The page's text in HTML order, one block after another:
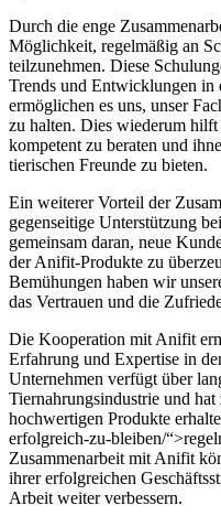
Durch die enge
Möglichkeit, regelmäßig an
teilzunehmen. Diese
Trends und Entwicklungen in
ermöglichen es⁣ uns,⁤ unser
zu halten. Dies wiederum hilft
kompetent zu beraten und
tierischen Freunde ⁢zu bieten.
Ein weiterer Vorteil der
gegenseitige Unterstützung
gemeinsam daran, neue‍
der ⁣Anifit-Produkte zu
Bemühungen haben wir
das Vertrauen und die
Die Kooperation mit Anifit
Erfahrung‍ und Expertise in
Unternehmen verfügt ⁢über⁤
Tiernahrungsindustrie und
hochwertigen ‌Produkte
erfolgreich-zu-bleiben/
Zusammenarbeit mit Anifit
ihrer erfolgreichen
Arbeit weiter verbessern.